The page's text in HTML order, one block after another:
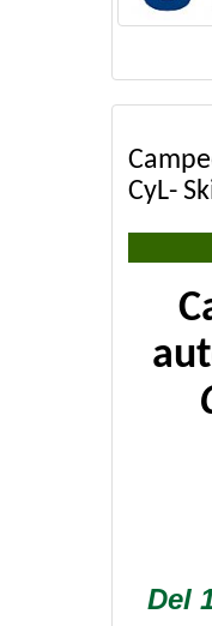
CyL-
Del